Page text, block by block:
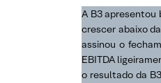
A B3 apresentou
crescer abaixo
assinou o
EBITDA
o resultado da